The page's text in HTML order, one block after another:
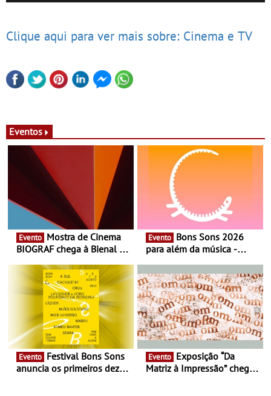
Clique aqui para ver mais sobre: Cinema e TV
Eventos
Evento
BIOGRAF chega à Bienal de
Documentário, ensaio
fílmico e práticas artísticas
Evento
para além da música -
percursos, oficinas,
atividades para toda a
família e muito mais
Evento
anuncia os primeiros dez
Evento
Matriz à Impressão” chega